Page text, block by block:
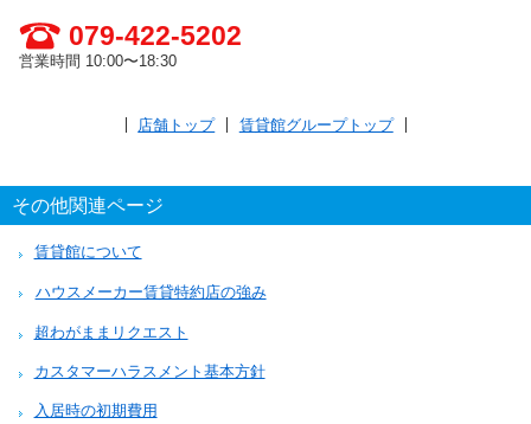
079-422-5202
営業時間 10:00〜18:30
店舗トップ 賃貸館グループトップ
その他関連ページ
賃貸館について
ハウスメーカー賃貸特約店の強み
超わがままリクエスト
カスタマーハラスメント基本方針
入居時の初期費用